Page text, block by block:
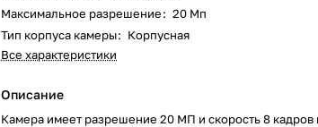
Максимальное разрешение: 20 Мп
Тип корпуса камеры: Корпусная
Все характеристики
Описание
Камера имеет разрешение 20 МП и скорость 8 кадров